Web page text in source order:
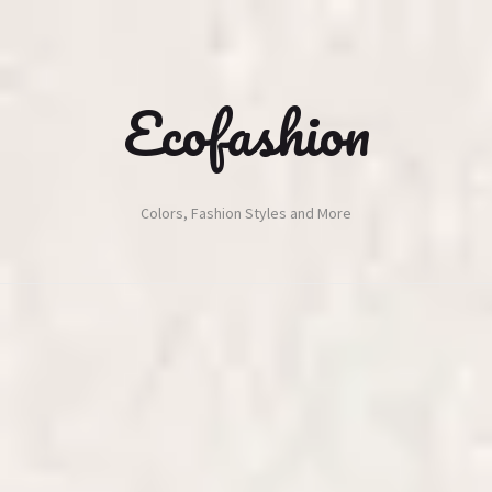
Ecofashion
Colors, Fashion Styles and More